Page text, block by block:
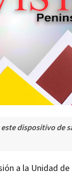
dispositivo de
a la Unidad